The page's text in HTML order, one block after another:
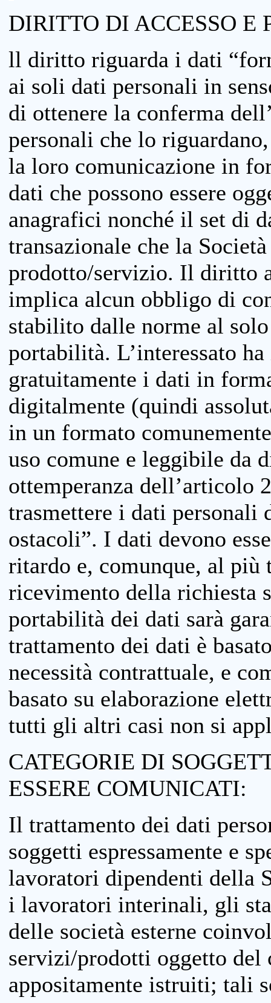
DIRITTO DI ACCESSO
ll diritto riguarda i dati
ai soli dati personali in
di ottenere la conferma
personali che lo
la loro comunicazione in
dati che possono essere
anagrafici nonché il set di
transazionale che la
prodotto/servizio. Il diritto
implica alcun obbligo di
stabilito dalle norme al
portabilità. L’interessato
gratuitamente i dati in
digitalmente (quindi
in un formato
uso comune e leggibile da
ottemperanza dell’articolo
trasmettere i dati personali
ostacoli”. I dati devono
ritardo e, comunque, al più
ricevimento della richiesta
portabilità dei dati sarà
trattamento dei dati è
necessità contrattuale, e
basato su elaborazione
tutti gli altri casi non si
CATEGORIE DI
ESSERE COMUNICATI:
Il trattamento dei dati
soggetti espressamente e
lavoratori dipendenti della
i lavoratori interinali, gli
delle società esterne
servizi/prodotti oggetto
appositamente istruiti; tali